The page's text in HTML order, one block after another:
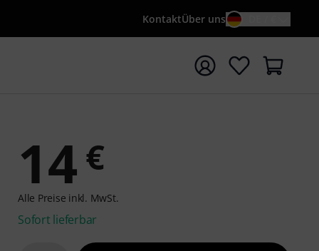
KontaktÜber uns
mit Suchwort {searchTerm} starten
14 €
Alle Preise inkl. MwSt.
Sofort lieferbar